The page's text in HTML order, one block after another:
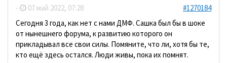
- 07 май 2022, 07:28
#1270184
Сегодня 3 года, как нет с нами ДМФ. Сашка был бы в шоке
от нынешнего форума, к развитию которого он
прикладывал все свои силы. Помяните, что ли, хотя бы те,
кто ещё здесь остался. Люди живы, пока их помнят.